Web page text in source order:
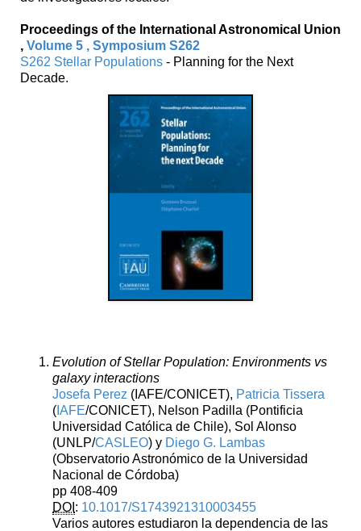
Proceedings of the International Astronomical Union
, Volume 5 , Symposium S262
S262 Stellar Populations - Planning for the Next
Decade.
Evolution of Stellar Population: Environments vs
galaxy interactions
Josefa Perez (IAFE/CONICET), Patricia Tissera
( IAFE/CONICET), Nelson Padilla (Pontificia
Universidad Católica de Chile), Sol Alonso
(UNLP/CASLEO) y Diego G. Lambas
(Observatorio Astronómico de la Universidad
Nacional de Córdoba)
pp 408-409
DOI : 10.1017/S1743921310003455
Varios autores estudiaron la dependencia de las